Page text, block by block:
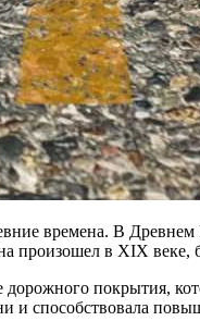
времена. В
произошел в XIX
покрытия,
и способствовала